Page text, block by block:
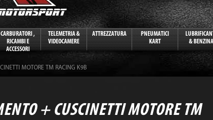
CARBURATORI ,
RICAMBI E
ACCESSORI
TELEMETRIA &
VIDEOCAMERE
ATTREZZATURA
PNEUMATICI
KART
& BENZINA
MOTORE TM RACING K9B
+ CUSCINETTI MOTORE TM